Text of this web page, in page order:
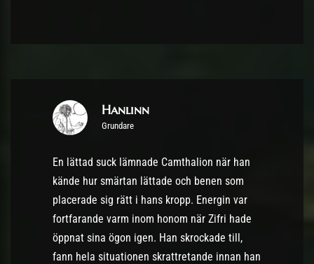
Hanlinn
Grundare
En lättad suck lämnade Camthalion när han
kände hur smärtan lättade och benen som
placerade sig rätt i hans kropp. Energin var
fortfarande varm inom honom när Zifri hade
öppnat sina ögon igen. Han skrockade till,
fann hela situationen skrattretande innan han